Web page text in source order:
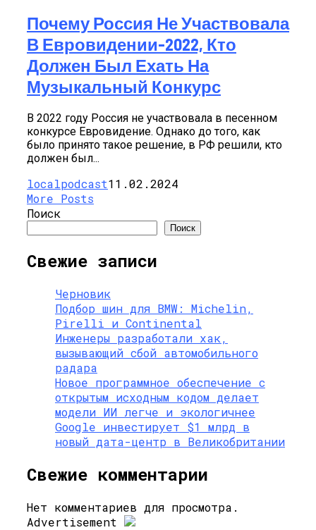
Почему Россия Не Участвовала
В Евровидении-2022, Кто
Должен Был Ехать На
Музыкальный Конкурс
В 2022 году Россия не участвовала в песенном
конкурсе Евровидение. Однако до того, как
было принято такое решение, в РФ решили, кто
должен был...
localpodcast11.02.2024
More Posts
Поиск
Поиск
Свежие записи
Черновик
Подбор шин для BMW: Michelin,
Pirelli и Continental
Инженеры разработали хак,
вызывающий сбой автомобильного
радара
Новое программное обеспечение с
открытым исходным кодом делает
модели ИИ легче и экологичнее
Google инвестирует $1 млрд в
новый дата-центр в Великобритании
Свежие комментарии
Нет комментариев для просмотра.
Advertisement